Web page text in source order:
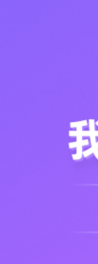
AI+无代